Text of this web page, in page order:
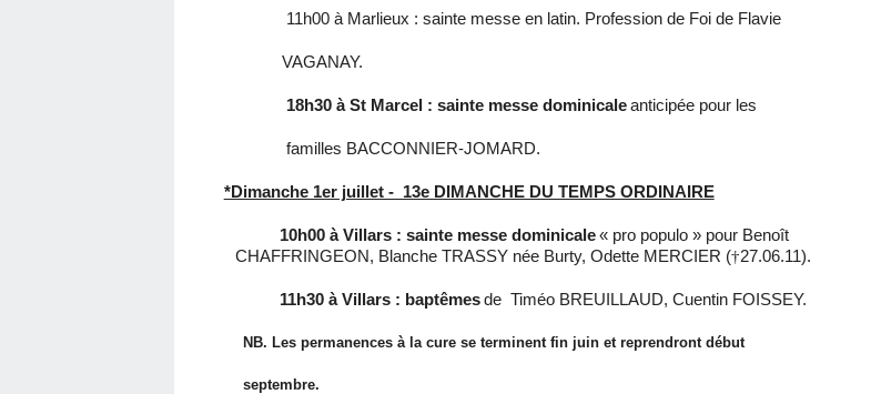
11h00 à Marlieux : sainte messe en latin. Profession de Foi de Flavie
VAGANAY.
18h30 à St Marcel : sainte messe dominicaleanticipée pour les
familles BACCONNIER-JOMARD.
*Dimanche 1er juillet - 13e DIMANCHE DU TEMPS ORDINAIRE
10h00 à Villars : sainte messe dominicale « pro populo » pour Benoît
CHAFFRINGEON, Blanche TRASSY née Burty, Odette MERCIER (†27.06.11).
11h30 à Villars : baptêmes de Timéo BREUILLAUD, Cuentin FOISSEY.
NB. Les permanences à la cure se terminent fin juin et reprendront début
septembre.